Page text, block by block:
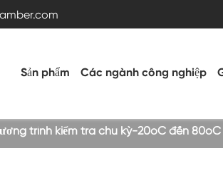
Sản phẩm Các ngành công nghiệp
trình kiểm tra chu kỳ-20oC đến